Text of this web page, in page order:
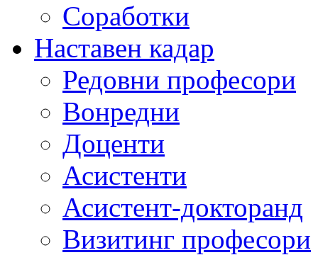
Соработки
Наставен кадар
Редовни професори
Вонредни
Доценти
Асистенти
Асистент-докторанд
Визитинг професори